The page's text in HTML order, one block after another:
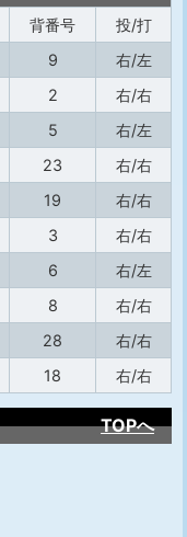
背番号
投/打
9
右/左
2
右/右
5
右/左
23
右/右
19
右/右
3
右/右
6
右/左
8
右/右
28
右/右
18 右/右
TOPへ